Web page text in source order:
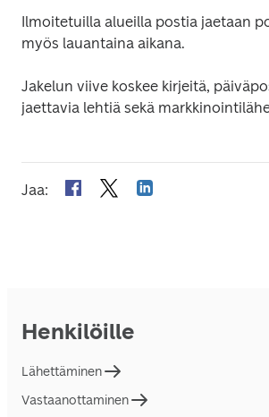
Ilmoitetuilla alueilla postia jaetaan
myös lauantaina aikana.
Jakelun viive koskee kirjeitä,
jaettavia lehtiä sekä
Jaa:
Henkilöille
Lähettäminen
Vastaanottaminen